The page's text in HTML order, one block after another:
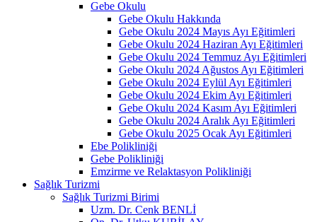
Gebe Okulu
Gebe Okulu Hakkında
Gebe Okulu 2024 Mayıs Ayı Eğitimleri
Gebe Okulu 2024 Haziran Ayı Eğitimleri
Gebe Okulu 2024 Temmuz Ayı Eğitimleri
Gebe Okulu 2024 Ağustos Ayı Eğitimleri
Gebe Okulu 2024 Eylül Ayı Eğitimleri
Gebe Okulu 2024 Ekim Ayı Eğitimleri
Gebe Okulu 2024 Kasım Ayı Eğitimleri
Gebe Okulu 2024 Aralık Ayı Eğitimleri
Gebe Okulu 2025 Ocak Ayı Eğitimleri
Ebe Polikliniği
Gebe Polikliniği
Emzirme ve Relaktasyon Polikliniği
Sağlık Turizmi
Sağlık Turizmi Birimi
Uzm. Dr. Cenk BENLİ